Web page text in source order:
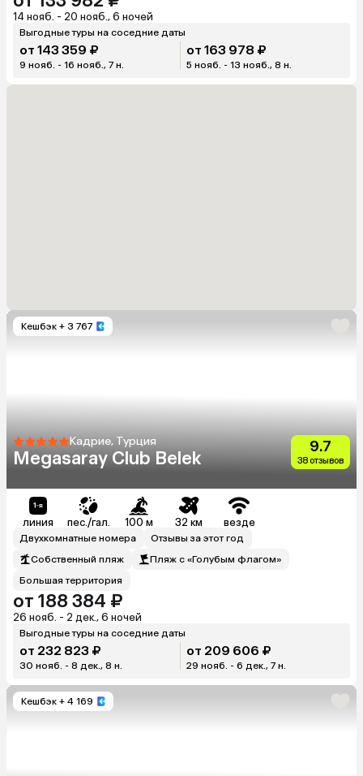
14 нояб. - 20 нояб., 6 ночей
Выгодные туры на соседние даты
от 143 359 ₽
9 нояб. - 16 нояб., 7 н.
от 163 978 ₽
5 нояб. - 13 нояб., 8 н.
Кешбэк + 3 767
Кадрие, Турция
Megasaray Club Belek
9.7
38 отзывов
линия пес./гал. 100 м 32 км везде
Двухкомнатные номера
Отзывы за этот год
Собственный пляж
Пляж с «Голубым флагом»
Большая территория
от 188 384 ₽
26 нояб. - 2 дек., 6 ночей
Выгодные туры на соседние даты
от 232 823 ₽
30 нояб. - 8 дек., 8 н.
от 209 606 ₽
29 нояб. - 6 дек., 7 н.
Кешбэк + 4 169